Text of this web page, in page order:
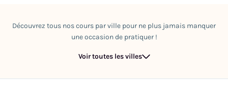
Découvrez tous nos cours par ville pour ne plus jamais manquer
une occasion de pratiquer !
Voir toutes les villes